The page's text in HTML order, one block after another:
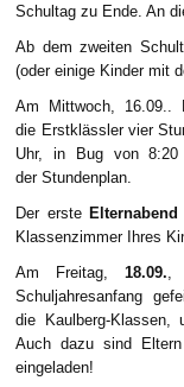
Schultag zu Ende. An
Ab dem zweiten
(oder einige Kinder mit
Am Mittwoch, 16.09..
die Erstklässler vier
Uhr, in Bug von
der Stundenplan.
Der erste Elternabend
Klassenzimmer Ihres
Am Freitag,18.09. ,
Schuljahresanfang
die Kaulberg-Klassen,
Auch dazu sind
eingeladen!